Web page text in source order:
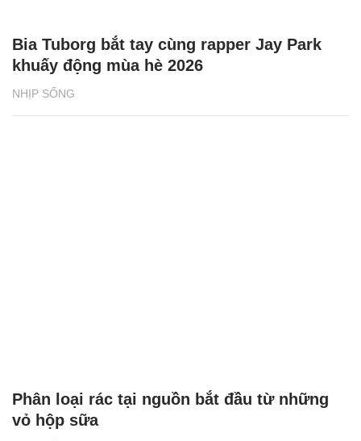
NHỊP SỐNG
Bia Tuborg bắt tay cùng rapper Jay Park
khuấy động mùa hè 2026
Phân loại rác tại nguồn bắt đầu từ những
vỏ hộp sữa